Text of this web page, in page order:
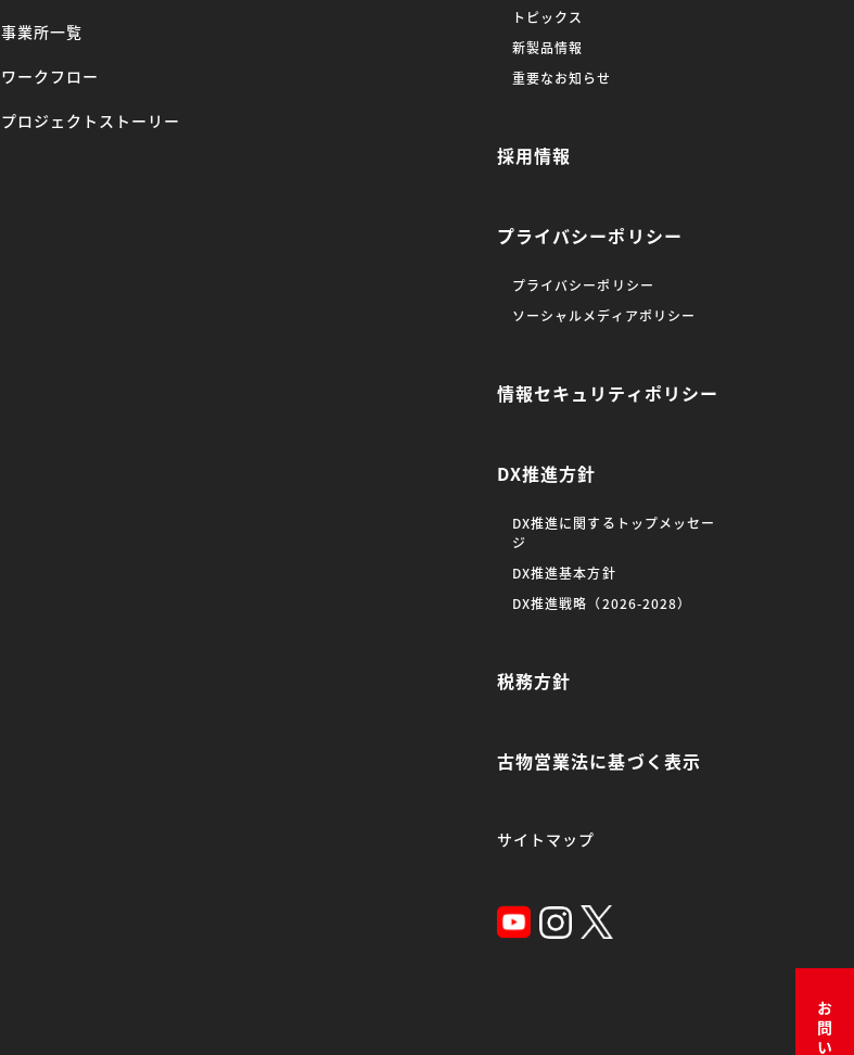
事業所一覧
ワークフロー
プロジェクトストーリー
トピックス
新製品情報
重要なお知らせ
採用情報
プライバシーポリシー
プライバシーポリシー
ソーシャルメディアポリシー
情報セキュリティポリシー
DX推進方針
DX推進に関するトップメッセー
ジ
DX推進基本方針
DX推進戦略（2026-2028）
税務方針
古物営業法に基づく表示
サイトマップ